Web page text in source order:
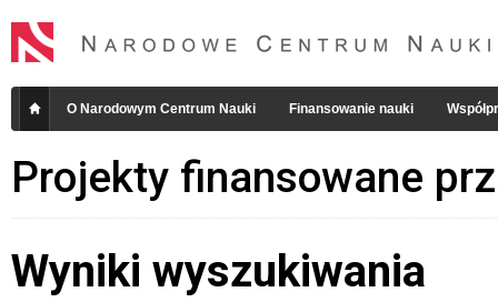
O Narodowym Centrum Nauki Finansowanie nauki
Projekty finansowane
Wyniki wyszukiwania